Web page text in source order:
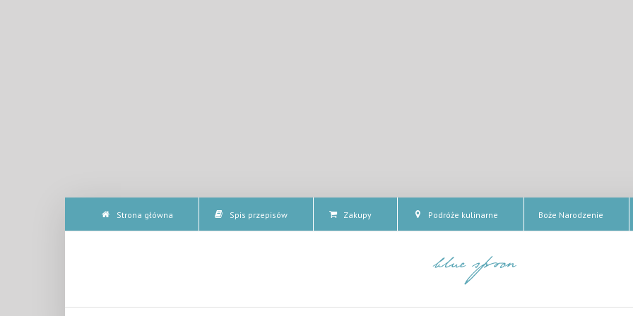
Strona główna Spis przepisów Zakupy Podróże kulinarne Boże Narodzenie